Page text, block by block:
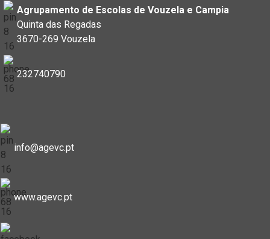
Agrupamento de Escolas de Vouzela e Campia
Quinta das Regadas
3670-269 Vouzela
232740790
info@agevc.pt
www.agevc.pt